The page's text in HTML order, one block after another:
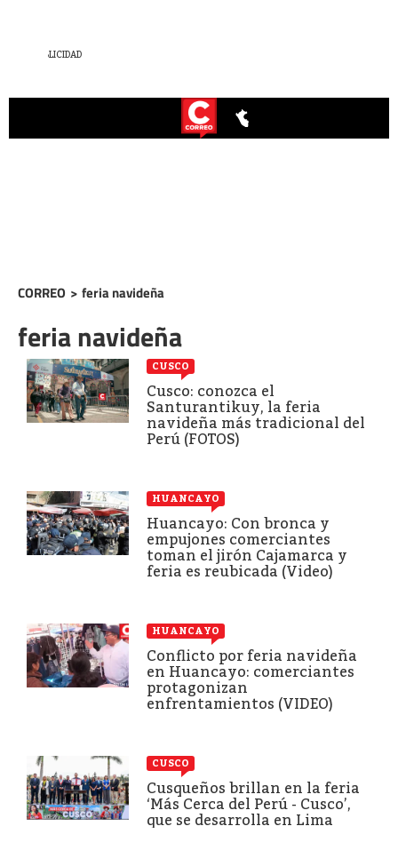
CORREO > feria navideña
feria navideña
CUSCO
Cusco: conozca el
Santurantikuy, la feria
navideña más tradicional del
Perú (FOTOS)
HUANCAYO
Huancayo: Con bronca y
empujones comerciantes
toman el jirón Cajamarca y
feria es reubicada (Video)
HUANCAYO
Conflicto por feria navideña
en Huancayo: comerciantes
protagonizan
enfrentamientos (VIDEO)
CUSCO
Cusqueños brillan en la feria
‘Más Cerca del Perú - Cusco’,
que se desarrolla en Lima